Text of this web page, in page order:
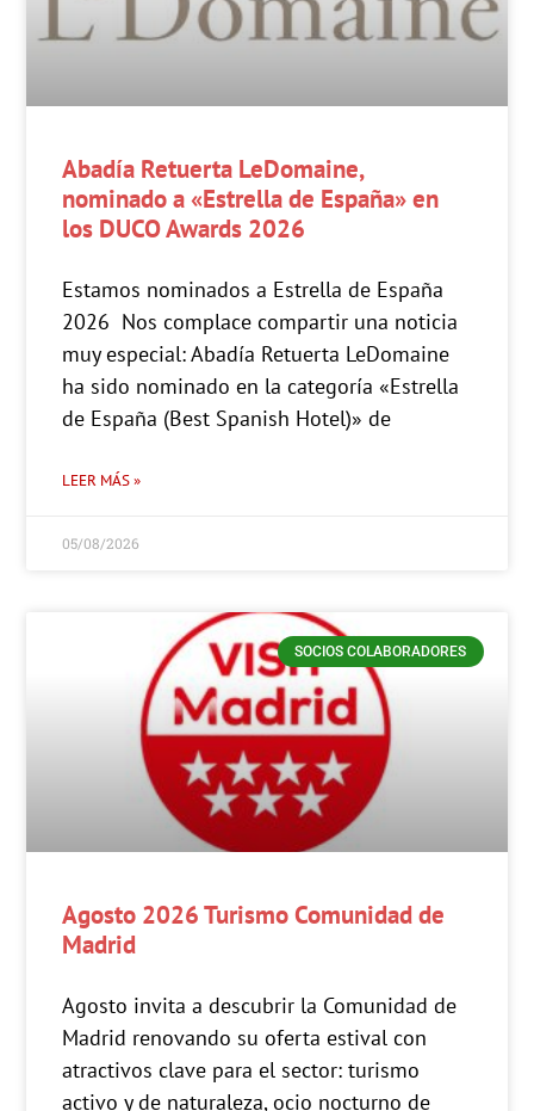
Abadía Retuerta LeDomaine,
nominado a «Estrella de España» en
los DUCO Awards 2026
Estamos nominados a Estrella de España
2026 Nos complace compartir una noticia
muy especial: Abadía Retuerta LeDomaine
ha sido nominado en la categoría «Estrella
de España (Best Spanish Hotel)» de
LEER MÁS »
05/08/2026
SOCIOS COLABORADORES
Agosto 2026 Turismo Comunidad de
Madrid
Agosto invita a descubrir la Comunidad de
Madrid renovando su oferta estival con
atractivos clave para el sector: turismo
activo y de naturaleza, ocio nocturno de